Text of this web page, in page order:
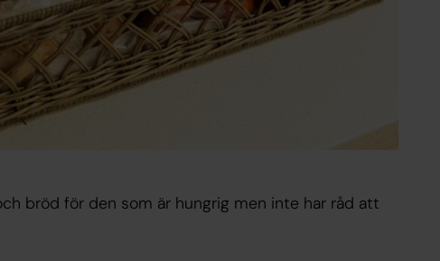
bröd för den som är hungrig men inte har råd att